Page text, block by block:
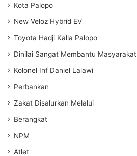
Kota Palopo
New Veloz Hybrid EV
Toyota Hadji Kalla Palopo
Dinilai Sangat Membantu Masyarakat
Kolonel Inf Daniel Lalawi
Perbankan
Zakat Disalurkan Melalui
Berangkat
NPM
Atlet